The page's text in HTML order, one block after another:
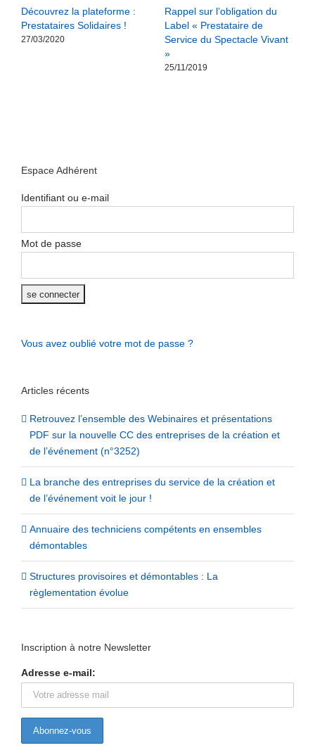
Découvrez la plateforme :
Prestataires Solidaires !
27/03/2020
Rappel sur l’obligation du
Label « Prestataire de
Service du Spectacle Vivant
»
25/11/2019
Espace Adhérent
Identifiant ou e-mail
Mot de passe
Vous avez oublié votre mot de passe ?
Articles récents
Retrouvez l’ensemble des Webinaires et présentations
PDF sur la nouvelle CC des entreprises de la création et
de l’événement (n°3252)
La branche des entreprises du service de la création et
de l’événement voit le jour !
Annuaire des techniciens compétents en ensembles
démontables
Structures provisoires et démontables : La
règlementation évolue
Inscription à notre Newsletter
Adresse e-mail: